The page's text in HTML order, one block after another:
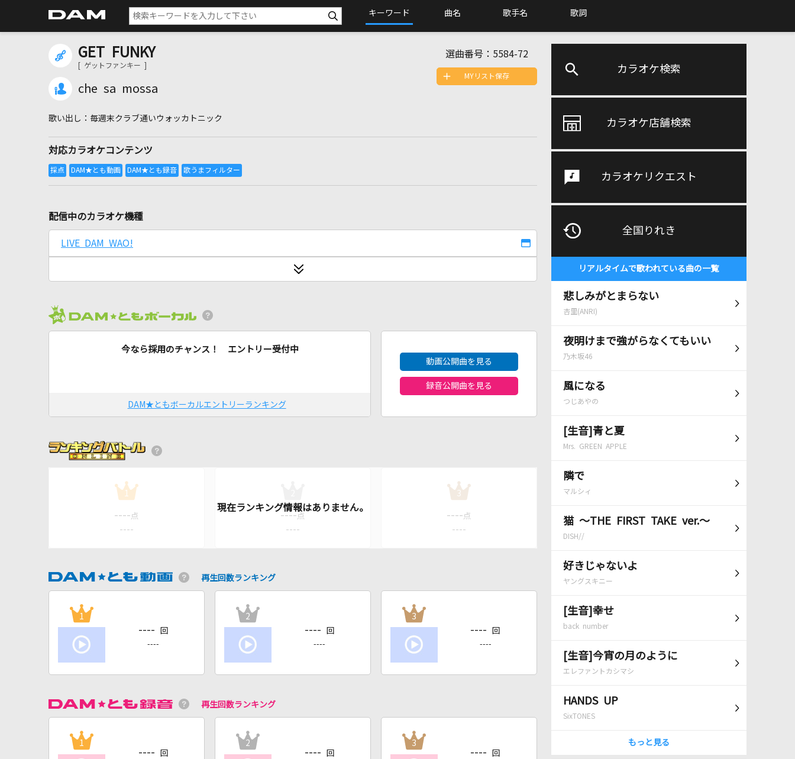
キーワード 曲名 歌手名 歌詞
カラオケ検索
カラオケ店舗検索
カラオケリクエスト
全国りれき
リアルタイムで歌われている曲の一覧
悲しみがとまらない
杏里(ANRI)
夜明けまで強がらなくてもいい
乃木坂46
風になる
つじあやの
[生音]青と夏
Mrs. GREEN APPLE
隣で
マルシィ
猫 ～THE FIRST TAKE ver.～
DISH//
好きじゃないよ
ヤングスキニー
[生音]幸せ
back number
[生音]今宵の月のように
エレファントカシマシ
HANDS UP
SixTONES
もっと見る
GET FUNKY
[ ゲットファンキー ]
che sa mossa
選曲番号： 5584-72
毎週末クラブ通いウォッカトニック
対応カラオケコンテンツ
MYリスト保存
配信中のカラオケ機種
LIVE DAM WAO!
今なら採用のチャンス！ エントリー受付中
DAM★ともボーカルエントリーランキング
動画公開曲を見る
録音公開曲を見る
1
---- 点
----
---- 点
----
3
---- 点
----
再生回数ランキング
1
---- 回
----
2
---- 回
----
3
---- 回
----
再生回数ランキング
1
---- 回
2
---- 回
3
---- 回